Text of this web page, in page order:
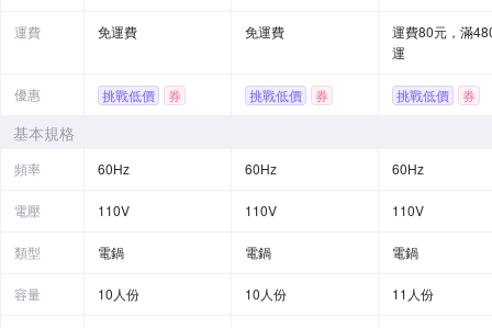
運費 免運費 免運費
運費80元，滿
運
優惠 挑戰低價 券 挑戰低價 券 挑戰低價 券
基本規格
頻率 60Hz 60Hz 60Hz
電壓 110V 110V 110V
類型 電鍋 電鍋 電鍋
容量 10人份 10人份 11人份